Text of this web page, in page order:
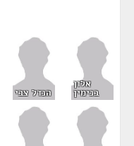
אלון
בנימין הנדל צבי